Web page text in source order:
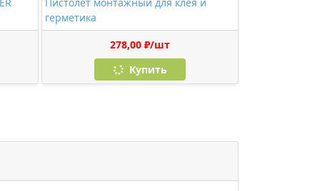
Пистолет монтажный для клея и
герметика
278,00 ₽/шт
Купить